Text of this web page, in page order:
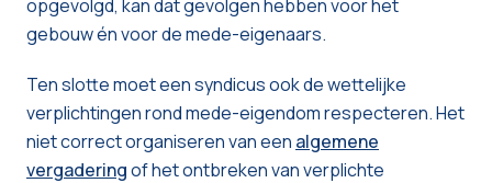
opgevolgd, kan dat gevolgen hebben voor het
gebouw én voor de mede-eigenaars.
Ten slotte moet een syndicus ook de wettelijke
verplichtingen rond mede-eigendom respecteren. Het
niet correct organiseren van een algemene
vergaderingof het ontbreken van verplichte